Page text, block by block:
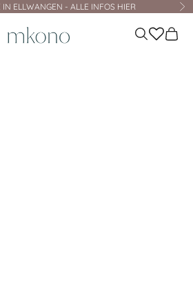
IN ELLWANGEN - ALLE INFOS HIER
mkono Suche öffnen